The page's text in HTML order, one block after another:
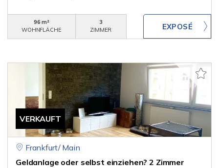
96 m²
WOHNFLÄCHE
3
ZIMMER
VERKAUFT
Frankfurt/ Main
Geldanlage oder selbst einziehen? 2 Zimmer